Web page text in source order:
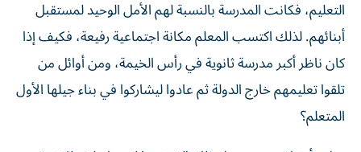
التعليم، فكانت المدرسة بالنسبة لهم الأمل الوحيد لمستقبل
أبنائهم. لذلك اكتسب المعلم مكانة اجتماعية رفيعة، فكيف إذا
كان ناظر أكبر مدرسة ثانوية في رأس الخيمة، ومن أوائل من
تلقوا تعليمهم خارج الدولة ثم عادوا ليشاركوا في بناء جيلها الأول
المتعلم؟